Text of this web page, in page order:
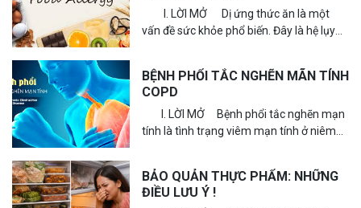
I. LỜI MỞ Dị ứng thức ăn là một
vấn đề sức khỏe phổ biến. Đây là hệ lụy
BỆNH PHỔI TẮC NGHẼN MÃN TÍNH
COPD
I. LỜI MỞ Bệnh phổi tắc nghẽn mạn
tính là tình trạng viêm mạn tính ở niêm
BẢO QUẢN THỰC PHẨM: NHỮNG
ĐIỀU LƯU Ý !